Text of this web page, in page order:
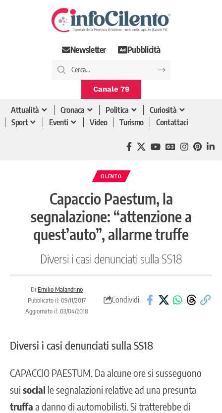
Newsletter Pubblicità
Canale 79
Attualità Cronaca Politica
Curiosità
Sport
Eventi Video Turismo Contattaci
CILENTO
Capaccio Paestum, la
segnalazione: “attenzione a
quest’auto”, allarme truffe
Diversi i casi denunciati sulla SS18
Di:Emilio Malandrino
Pubblicato il: 09/11/2017
Aggiornato il: 03/04/2018
Condividi
Diversi i casi denunciati sulla SS18
CAPACCIO PAESTUM . Da alcune ore si susseguono
sui social le segnalazioni relative ad una presunta
truffa a danno di automobilisti. Si tratterebbe di